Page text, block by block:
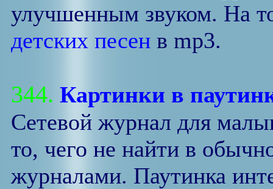
улучшенным звуком. На
детских песен в mp3.
344. Картинки в
Сетевой журнал для
то, чего не найти в
журналами. Паутинка